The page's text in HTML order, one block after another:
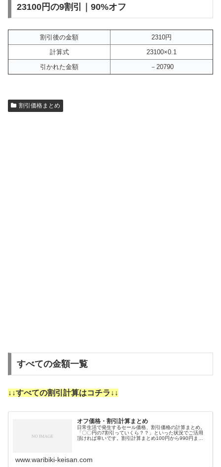
23100円の9割引｜90%オフ
割引後の金額
2310円
計算式
23100×0.1
引かれた金額
－20790
割引価格まとめ
すべての金額一覧
↓↓すべての割引計算はコチラ↓↓
オフ価格・割引計算まとめ
日常生活で発生するセール価格、割引価格の計算まとめ。
「〇〇円の7割引っていくら？？」といった状況でご活用
頂ければ幸いです。割引計算まとめ100円から990円まで
www.waribiki-keisan.com